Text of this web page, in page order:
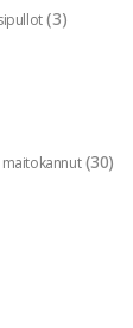
(3)
(30)